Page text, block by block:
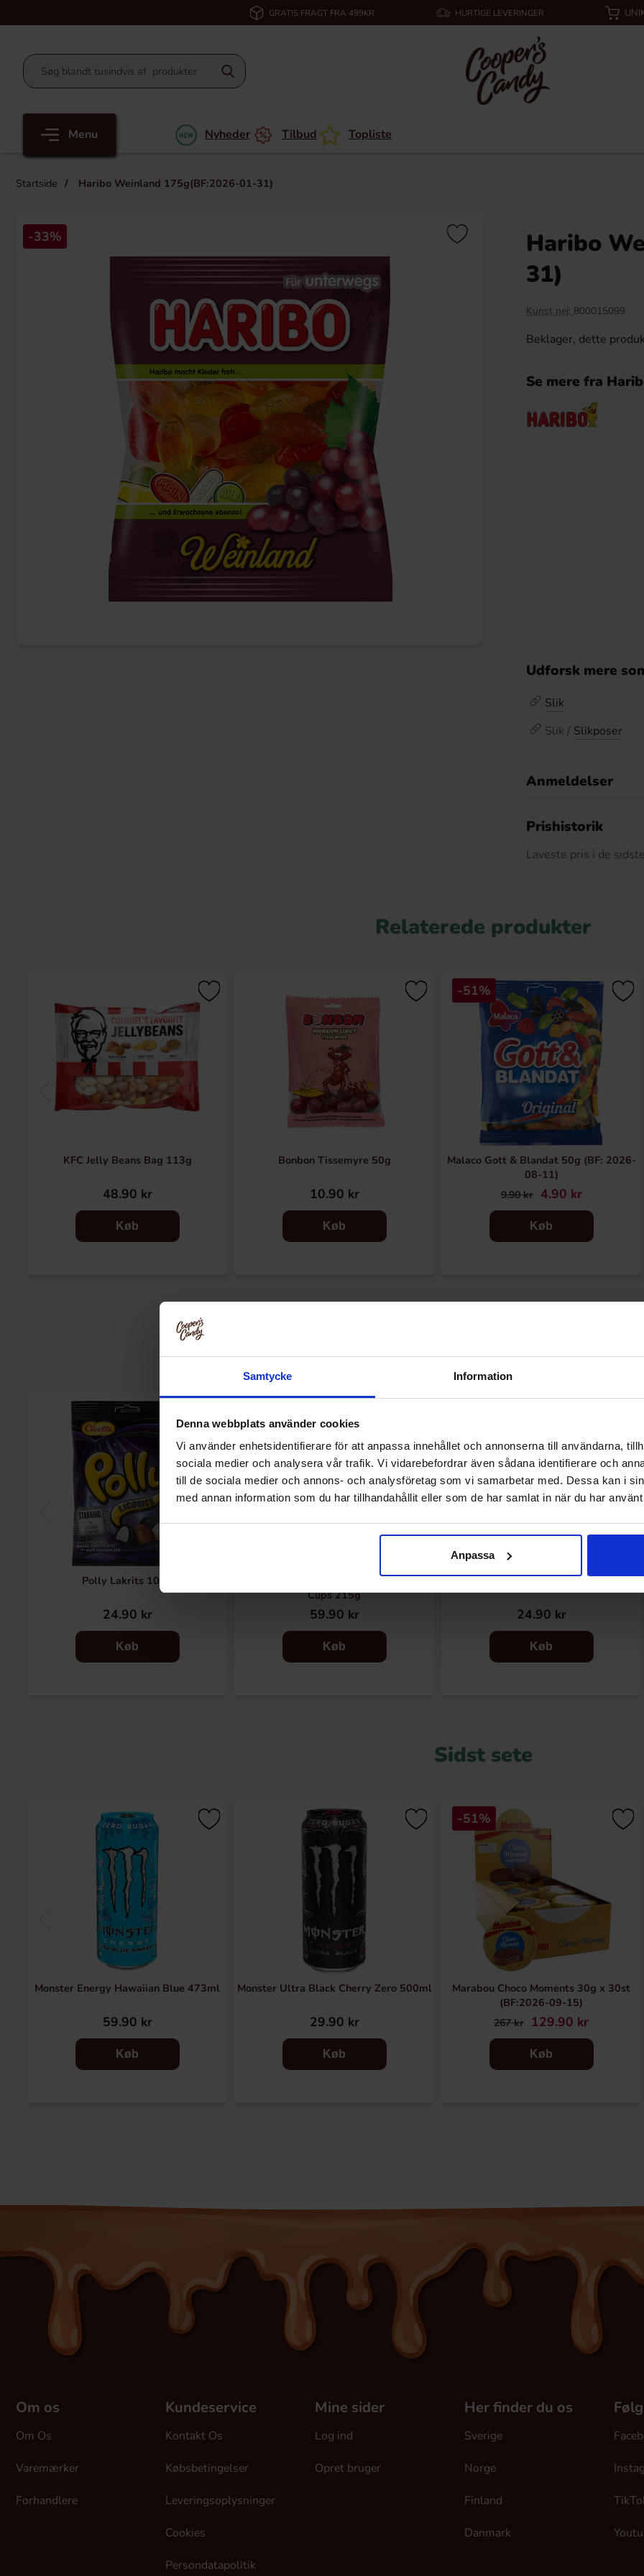
Samtycke Information
Denna webbplats använder cookies
Vi använder enhetsidentifierare för att anpassa innehållet och annonserna till användarna,
sociala medier och analysera vår trafik. Vi vidarebefordrar även sådana identifierare och
till de sociala medier och annons- och analysföretag som vi samarbetar med. Dessa kan i
med annan information som du har tillhandahållit eller som de har samlat in när du har
Anpassa
GRATIS FRAGT FRA 499KR HURTIGE LEVERINGER
Menu Nyheder Tilbud Topliste
Startside Haribo Weinland 175g(BF:2026-01-31)
-33%
Haribo
31)
Kunst nej: 800015099
Beklager, dette
Se mere fra
Udforsk mere
Slik
Slik / Slikposer
Anmeldelser
Prishistorik
Laveste pris i de
Relaterede produkter
KFC Jelly Beans Bag 113g
48.90 kr
Køb
Bonbon Tissemyre 50g
10.90 kr
Køb
-51%
Malaco Gott & Blandat 50g (BF: 2026-
08-11)
9.90 kr 4.90 kr
Køb
Polly Lakrits 100g
24.90 kr
Køb
Reeses Minis Unwrapped Peanut Butter
Cups 215g
59.90 kr
Køb
M&Ms Honey Roasted Peanut 49g
24.90 kr
Køb
Sidst sete
Monster Energy Hawaiian Blue 473ml
59.90 kr
Køb
Monster Ultra Black Cherry Zero 500ml
29.90 kr
Køb
-51%
Marabou Choco Moments 30g x 30st
(BF:2026-09-15)
267 kr 129.90 kr
Køb
Om os
Om Os
Varemærker
Forhandlere
Kundeservice
Kontakt Os
Købsbetingelser
Leveringsoplysninger
Cookies
Persondatapolitik
Mine sider
Log ind
Opret bruger
Her finder du os
Sverige
Norge
Finland
Danmark